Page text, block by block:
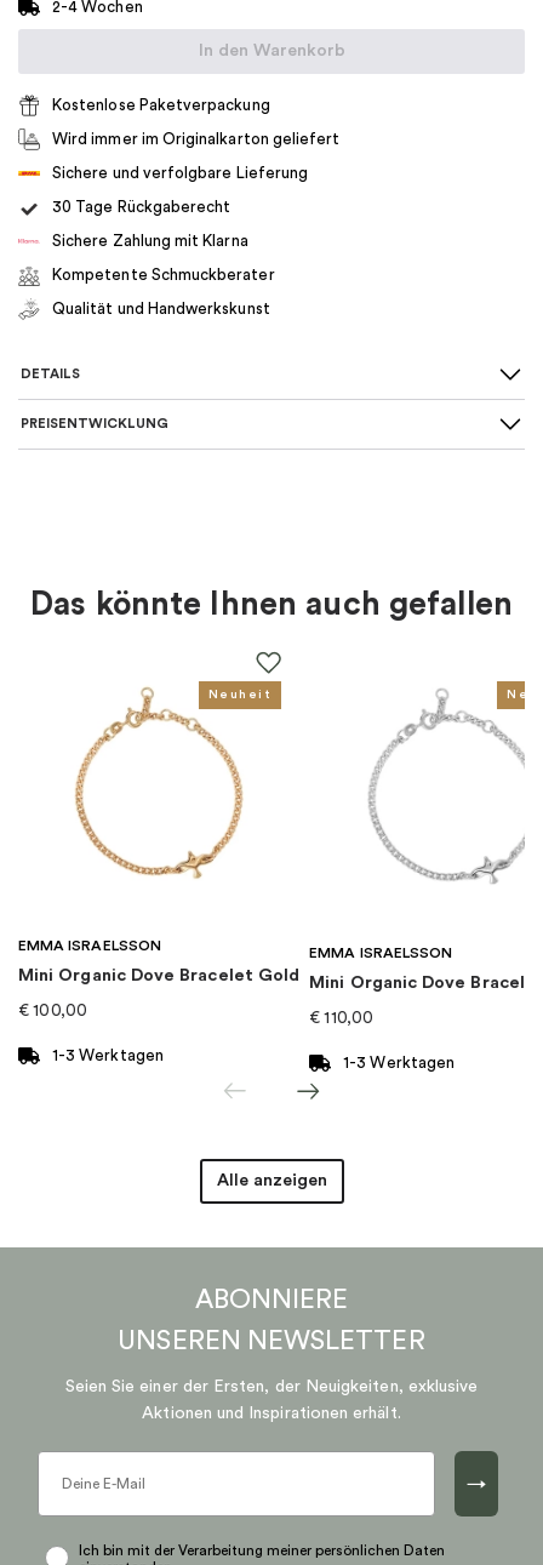
2-4 Wochen
In den Warenkorb
Kostenlose Paketverpackung
Wird immer im Originalkarton geliefert
Sichere und verfolgbare Lieferung
30 Tage Rückgaberecht
Sichere Zahlung mit Klarna
Kompetente Schmuckberater
Qualität und Handwerkskunst
DETAILS
SKU
Diamant
Goldkarat 18K
Für wen Damen
Kategorie:
Marke Nordic Spectra
PREISENTWICKLUNG
Das könnte Ihnen auch gefallen
Neuheit
EMMA ISRAELSSON
Mini Organic Dove Bracelet Gold
€ 100,00
1-3 Werktagen
EMMA ISRAELSSON
Mini Organic Dove
€ 110,00
1-3 Werktagen
Alle anzeigen
ABONNIERE
UNSEREN NEWSLETTER
Seien Sie einer der Ersten, der Neuigkeiten, exklusive
Aktionen und Inspirationen erhält.
→
Ich bin mit der Verarbeitung meiner persönlichen Daten